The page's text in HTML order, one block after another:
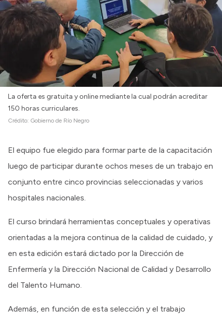
La oferta es gratuita y online mediante la cual podrán acreditar
150 horas curriculares.
Crédito: Gobierno de Río Negro
El equipo fue elegido para formar parte de la capacitación
luego de participar durante ochos meses de un trabajo en
conjunto entre cinco provincias seleccionadas y varios
hospitales nacionales.
El curso brindará herramientas conceptuales y operativas
orientadas a la mejora continua de la calidad de cuidado, y
en esta edición estará dictado por la Dirección de
Enfermería y la Dirección Nacional de Calidad y Desarrollo
del Talento Humano.
Además, en función de esta selección y el trabajo